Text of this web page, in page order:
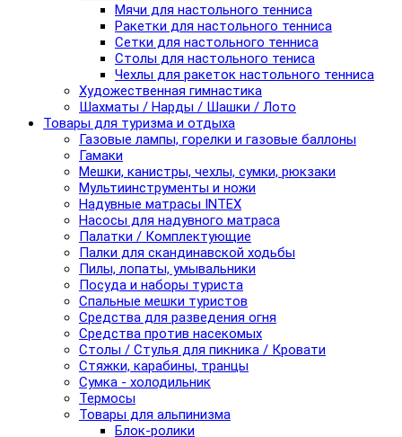
Мячи для настольного тенниса
Ракетки для настольного тенниса
Сетки для настольного тенниса
Столы для настольного тениса
Чехлы для ракеток настольного тенниса
Художественная гимнастика
Шахматы / Нарды / Шашки / Лото
Товары для туризма и отдыха
Газовые лампы, горелки и газовые баллоны
Гамаки
Мешки, канистры, чехлы, сумки, рюкзаки
Мультиинструменты и ножи
Надувные матрасы INTEX
Насосы для надувного матраса
Палатки / Комплектующие
Палки для скандинавской ходьбы
Пилы, лопаты, умывальники
Посуда и наборы туриста
Спальные мешки туристов
Средства для разведения огня
Средства против насекомых
Столы / Стулья для пикника / Кровати
Стяжки, карабины, транцы
Сумка - холодильник
Термосы
Товары для альпинизма
Блок-ролики